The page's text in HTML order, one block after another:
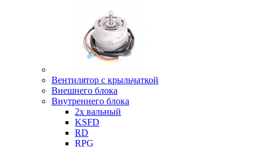
Вентилятор с крыльчаткой
Внешнего блока
Внутреннего блока
2х вальный
KSFD
RD
RPG